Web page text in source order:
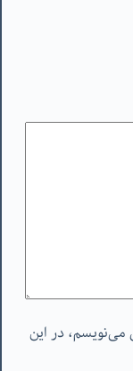
می‌نویسم، در این